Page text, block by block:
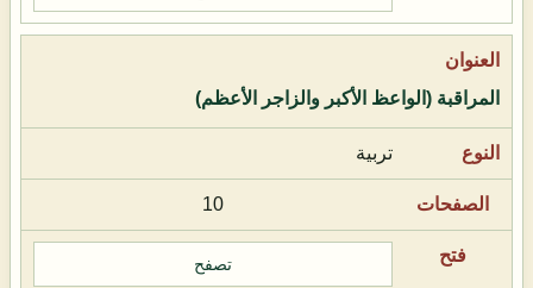
المراقبة (الواعظ الأكبر والزاجر الأعظم)
تربية
10
تصفح